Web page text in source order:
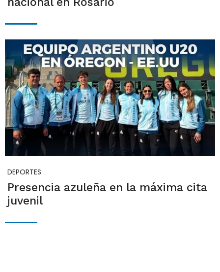
DEPORTES
Presencia azuleña en la máxima cita
juvenil